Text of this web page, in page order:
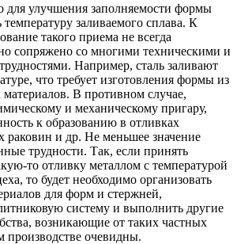
для улучшения заполняемости формы
температуру заливаемого сплава. К
такого приема не всегда
сопряжено со многими техническими и
Например, сталь заливают
что требует изготовления формы из
В противном случае,
и механическому пригару,
к образованию в отливках
раковин и др. Не меньшее значение
трудности. Так, если принять
то отливку металлом с температурой
то будет необходимо организовать
для форм и стержней,
систему и выполнить другие
возникающие от таких частных
производстве очевидны.